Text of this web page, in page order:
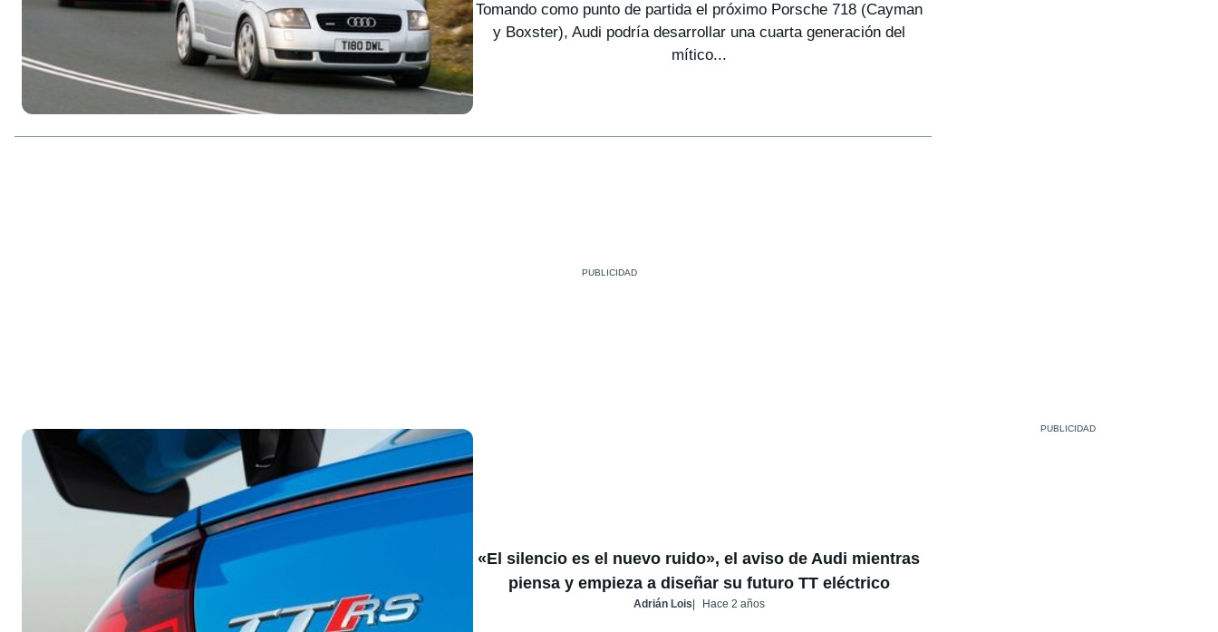
Tomando como punto de partida el próximo Porsche 718 (Cayman
y Boxster), Audi podría desarrollar una cuarta generación del
mítico...
«El silencio es el nuevo ruido», el aviso de Audi mientras
piensa y empieza a diseñar su futuro TT eléctrico
Adrián Lois Hace 2 años